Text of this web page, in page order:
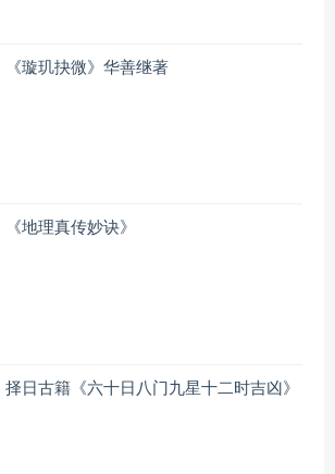
《璇玑抉微》华善继著
《地理真传妙诀》
择日古籍《六十日八门九星十二时吉凶》